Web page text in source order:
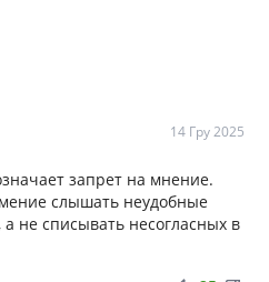
14 Гру 2025
запрет на мнение.
слышать неудобные
не списывать несогласных в